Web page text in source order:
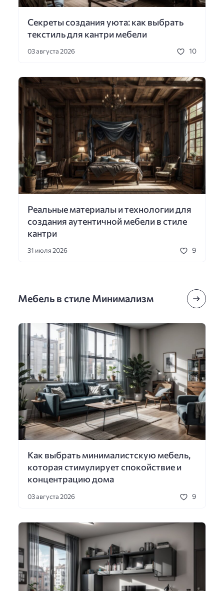
Секреты создания уюта: как выбрать
текстиль для кантри мебели
03 августа 2026 10
Реальные материалы и технологии для
создания аутентичной мебели в стиле
кантри
31 июля 2026 9
Мебель в стиле Минимализм
Как выбрать минималистскую мебель,
которая стимулирует спокойствие и
концентрацию дома
03 августа 2026 9